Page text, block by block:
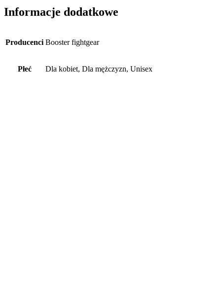
Informacje dodatkowe
Producenci Booster fightgear
Płeć Dla kobiet, Dla mężczyzn, Unisex